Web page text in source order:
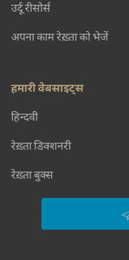
उर्दू रीसोर्स
अपना काम रेख़्ता को भेजें
हमारी वेबसाइट्स
हिन्दवी
रेख़्ता डिक्शनरी
रेख़्ता बुक्स